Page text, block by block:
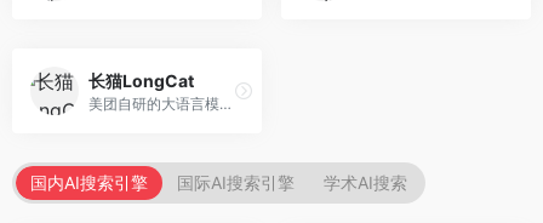
长猫LongCat
美团自研的大语言模型对话平台，专注于本地生活服务场景。面向美团生态用户，提供智能推荐、服务问答等功能，本地生活知识覆盖全面。
国内AI搜索引擎 国际AI搜索引擎 学术AI搜索